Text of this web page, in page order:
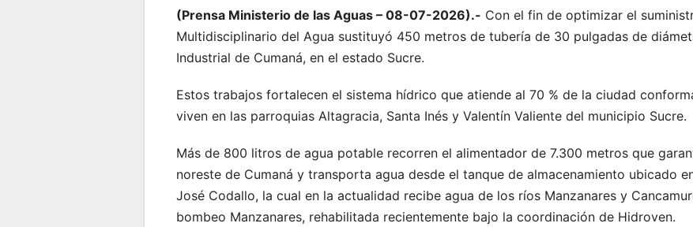
(Prensa Ministerio de las Aguas – 08-07-2026).- Con el fin de optimizar el
Multidisciplinario del Agua sustituyó 450 metros de tubería de 30 pulgadas de
Industrial de Cumaná, en el estado Sucre.
Estos trabajos fortalecen el sistema hídrico que atiende al 70 % de la ciudad
viven en las parroquias Altagracia, Santa Inés y Valentín Valiente del municipio Sucre.
Más de 800 litros de agua potable recorren el alimentador de 7.300 metros que
noreste de Cumaná y transporta agua desde el tanque de almacenamiento ubicado
José Codallo, la cual en la actualidad recibe agua de los ríos Manzanares y
bombeo Manzanares, rehabilitada recientemente bajo la coordinación de Hidroven.